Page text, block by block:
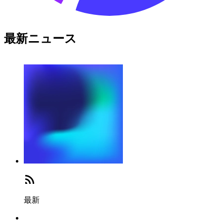
最新ニュース
最新